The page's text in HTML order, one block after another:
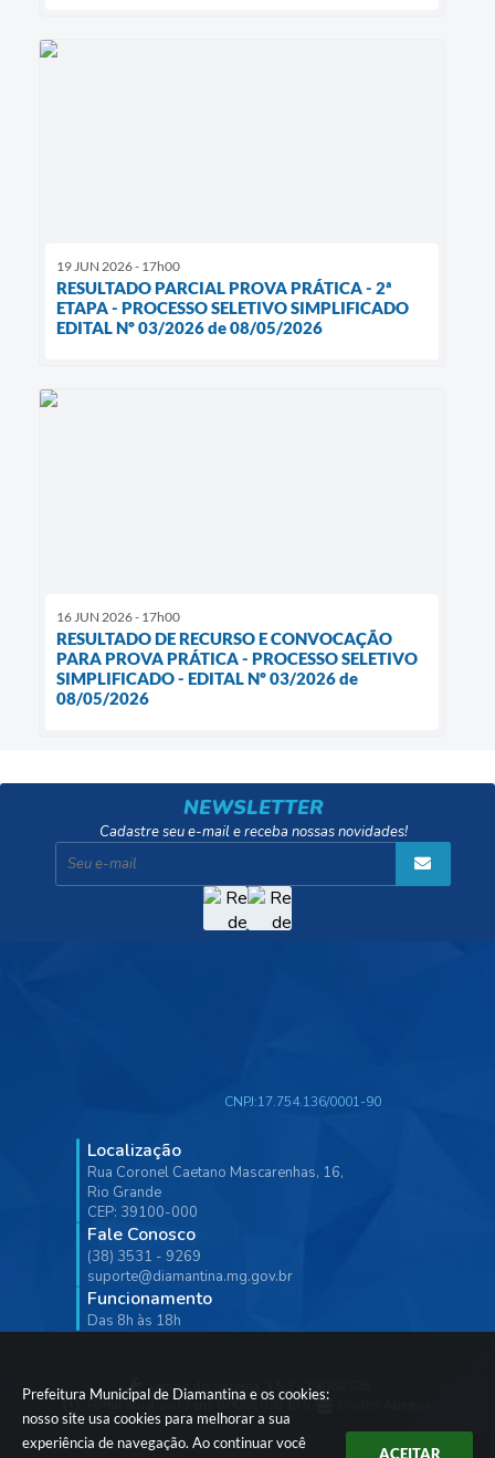
Prefeitura Municipal de Diamantina e os cookies:
nosso site usa cookies para melhorar a sua
experiência de navegação. Ao continuar você
ACEITAR
19 JUN 2026 - 17h00
RESULTADO PARCIAL PROVA PRÁTICA - 2ª
ETAPA - PROCESSO SELETIVO SIMPLIFICADO
EDITAL Nº 03/2026 de 08/05/2026
16 JUN 2026 - 17h00
RESULTADO DE RECURSO E CONVOCAÇÃO
PARA PROVA PRÁTICA - PROCESSO SELETIVO
SIMPLIFICADO - EDITAL Nº 03/2026 de
08/05/2026
NEWSLETTER
Cadastre seu e-mail e receba nossas novidades!
Localização
Rua Coronel Caetano Mascarenhas, 16,
Rio Grande
CEP: 39100-000
Fale Conosco
(38) 3531 - 9269
suporte@diamantina.mg.gov.br
Funcionamento
Das 8h às 18h
CNPJ:17.754.136/0001-90
Versão do Sistema:
3.5.3 - 19/06/2026
Portal atualizado em:07/08/2026 10:57